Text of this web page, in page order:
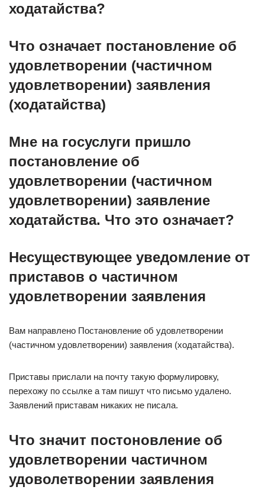
ходатайства?
Что означает постановление об
удовлетворении (частичном
удовлетворении) заявления
(ходатайства)
Мне на госуслуги пришло
постановление об
удовлетворении (частичном
удовлетворении) заявление
ходатайства. Что это означает?
Несуществующее уведомление от
приставов о частичном
удовлетворении заявления
Вам направлено Постановление об удовлетворении
(частичном удовлетворении) заявления (ходатайства).
Приставы прислали на почту такую формулировку,
перехожу по ссылке а там пишут что письмо удалено.
Заявлений приставам никаких не писала.
Что значит постоновление об
удовлетворении частичном
удоволетворении заявления